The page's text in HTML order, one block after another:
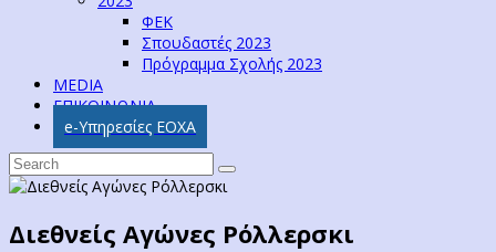
ΦΕΚ
Σπουδαστές 2023
Πρόγραμμα Σχολής 2023
MEDIA
ΕΠΙΚΟΙΝΩΝΙΑ
e-Υπηρεσίες ΕΟΧΑ
Διεθνείς Αγώνες Ρόλλερσκι